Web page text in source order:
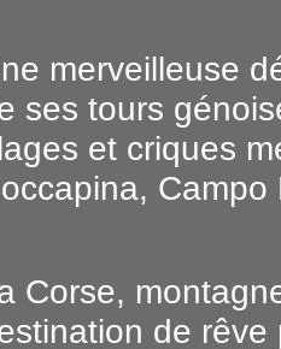
merveilleuse
ses tours
et criques
Campo
Corse,
de rêve